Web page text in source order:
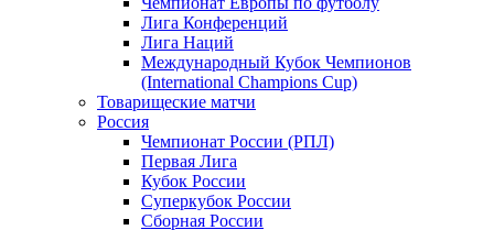
Лига Конференций
Лига Наций
Международный Кубок Чемпионов
(International Champions Cup)
Товарищеские матчи
Россия
Чемпионат России (РПЛ)
Первая Лига
Кубок России
Суперкубок России
Сборная России